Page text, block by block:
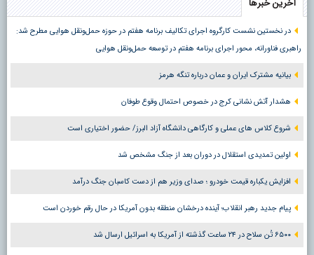
آخرین خبرها
در نخستین نشست کارگروه اجرای تکالیف برنامه هفتم در حوزه حمل‌ونقل هوایی مطرح شد:
راهبری فناورانه، محور اجرای برنامه هفتم در توسعه حمل‌ونقل هوایی
بیانیه مشترک ایران و عمان درباره تنگه هرمز
هشدار آتش نشانی کرج در خصوص احتمال وقوع طوفان
شروع کلاس های عملی و کارگاهی دانشگاه آزاد البرز/ حضور اختیاری است
اولین تمدیدی استقلال در دوران بعد از جنگ مشخص شد
افزایش یکباره قیمت خودرو ؛ صدای وزیر هم از دست کاسبان جنگ درآمد
پیام جدید رهبر انقلاب؛ آینده درخشان منطقه بدون آمریکا در حال رقم خوردن است
۶۵۰۰ تُن سلاح در ۲۴ ساعت گذشته از آمریکا به اسرائیل ارسال شد